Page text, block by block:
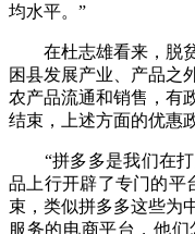
均水平。”
在杜志雄看来，脱贫
困县发展产业、产品之
农产品流通和销售，有
结束，上述方面的优惠
“拼多多是我们在打
品上行开辟了专门的平
束，类似拼多多这些为
服务的电商平台，他